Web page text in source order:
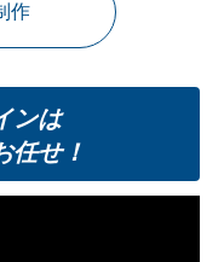
作
ンは
任せ！